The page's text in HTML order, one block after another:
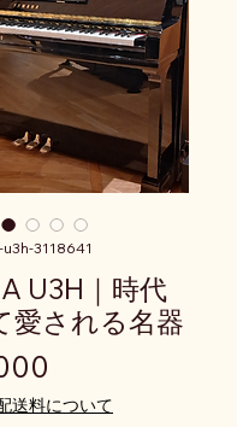
u3h-3118641
U3H｜時代
愛される名器
送料について